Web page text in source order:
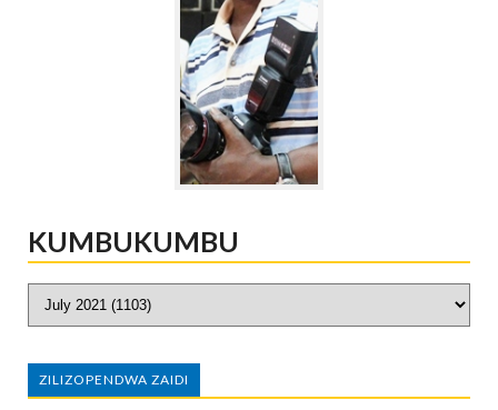
KUMBUKUMBU
ZILIZOPENDWA ZAIDI